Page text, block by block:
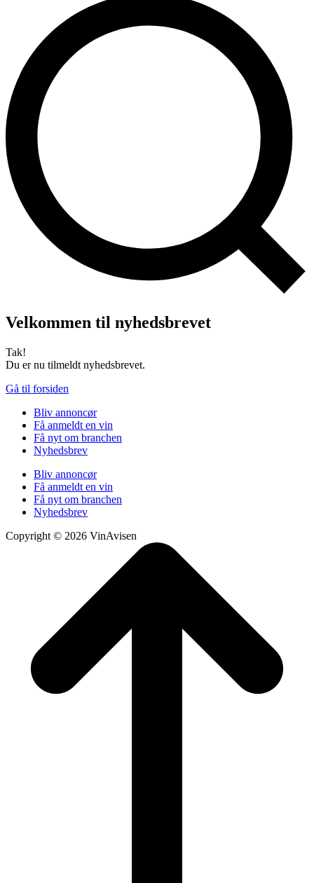
Velkommen til nyhedsbrevet
Tak!
Du er nu tilmeldt nyhedsbrevet.
Gå til forsiden
Bliv annoncør
Få anmeldt en vin
Få nyt om branchen
Nyhedsbrev
Bliv annoncør
Få anmeldt en vin
Få nyt om branchen
Nyhedsbrev
Copyright © 2026 VinAvisen